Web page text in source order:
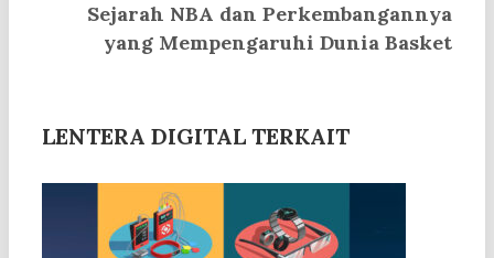
Sejarah NBA dan Perkembangannya
yang Mempengaruhi Dunia Basket
LENTERA DIGITAL TERKAIT